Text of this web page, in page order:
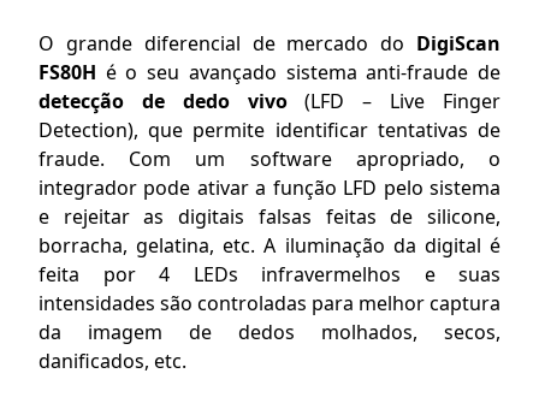
O grande diferencial de mercado do DigiScan
FS80H é o seu avançado sistema anti-fraude de
detecção de dedo vivo(LFD – Live Finger
Detection), que permite identificar tentativas de
fraude. Com um software apropriado, o
integrador pode ativar a função LFD pelo sistema
e rejeitar as digitais falsas feitas de silicone,
borracha, gelatina, etc. A iluminação da digital é
feita por 4 LEDs infravermelhos e suas
intensidades são controladas para melhor captura
da imagem de dedos molhados, secos,
danificados, etc.